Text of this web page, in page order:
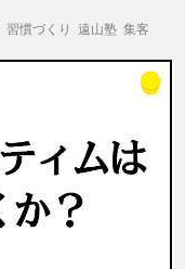
習慣づくり 遠山塾 集客